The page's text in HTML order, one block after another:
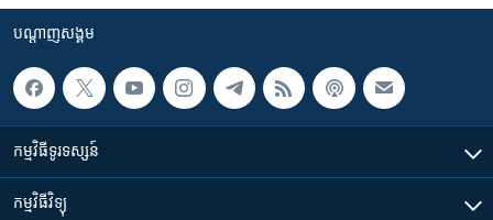
បណ្តាញ​សង្គម
កម្មវិធី​ទូរទស្សន៍
កម្មវិធី​វិទ្យុ